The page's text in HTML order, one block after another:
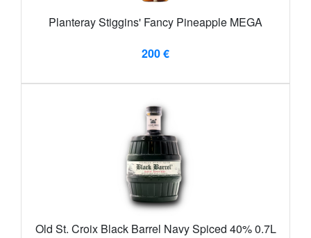
Planteray Stiggins' Fancy Pineapple MEGA
200 €
Old St. Croix Black Barrel Navy Spiced 40% 0.7L